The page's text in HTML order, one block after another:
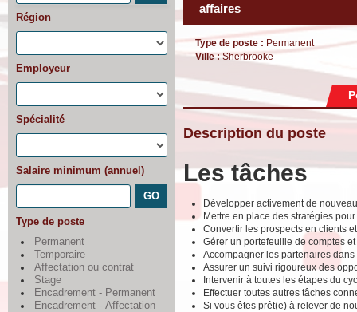
Région
Employeur
Spécialité
Salaire minimum (annuel)
Type de poste
Permanent
Temporaire
Affectation ou contrat
Stage
Encadrement - Permanent
Encadrement - Affectation
affaires
Type de poste : Permanent
Ville :Sherbrooke
Description du poste
Les tâches
Développer activement de
Mettre en place des stratégies
Convertir les prospects en clients
Gérer un portefeuille de comptes
Accompagner les partenaires
Assurer un suivi rigoureux des
Intervenir à toutes les étapes du
Effectuer toutes autres tâches
Si vous êtes prêt(e) à relever de